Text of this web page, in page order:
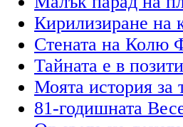
Кирилизиране на
Стената на Колю
Тайната е в
Моята история за
81-годишната